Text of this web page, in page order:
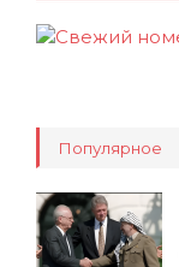
Популярное